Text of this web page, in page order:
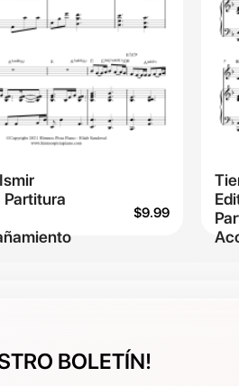
Partitura
$9.99
BOLETÍN!